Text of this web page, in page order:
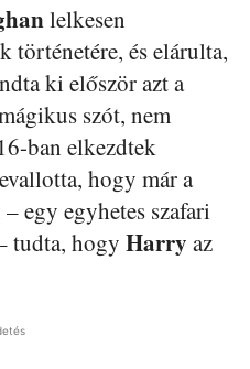
lelkesen
történetére, és elárulta,
ki először azt a
szót, nem
ban elkezdtek
hogy már a
egy egyhetes szafari
tudta, hogy Harry az